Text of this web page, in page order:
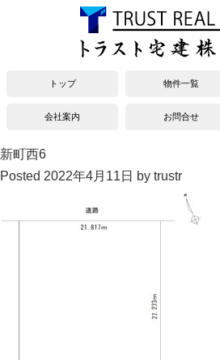
トップ 物件一覧
会社案内 お問合せ
新町西6
Posted 2022年4月11日 by trustr